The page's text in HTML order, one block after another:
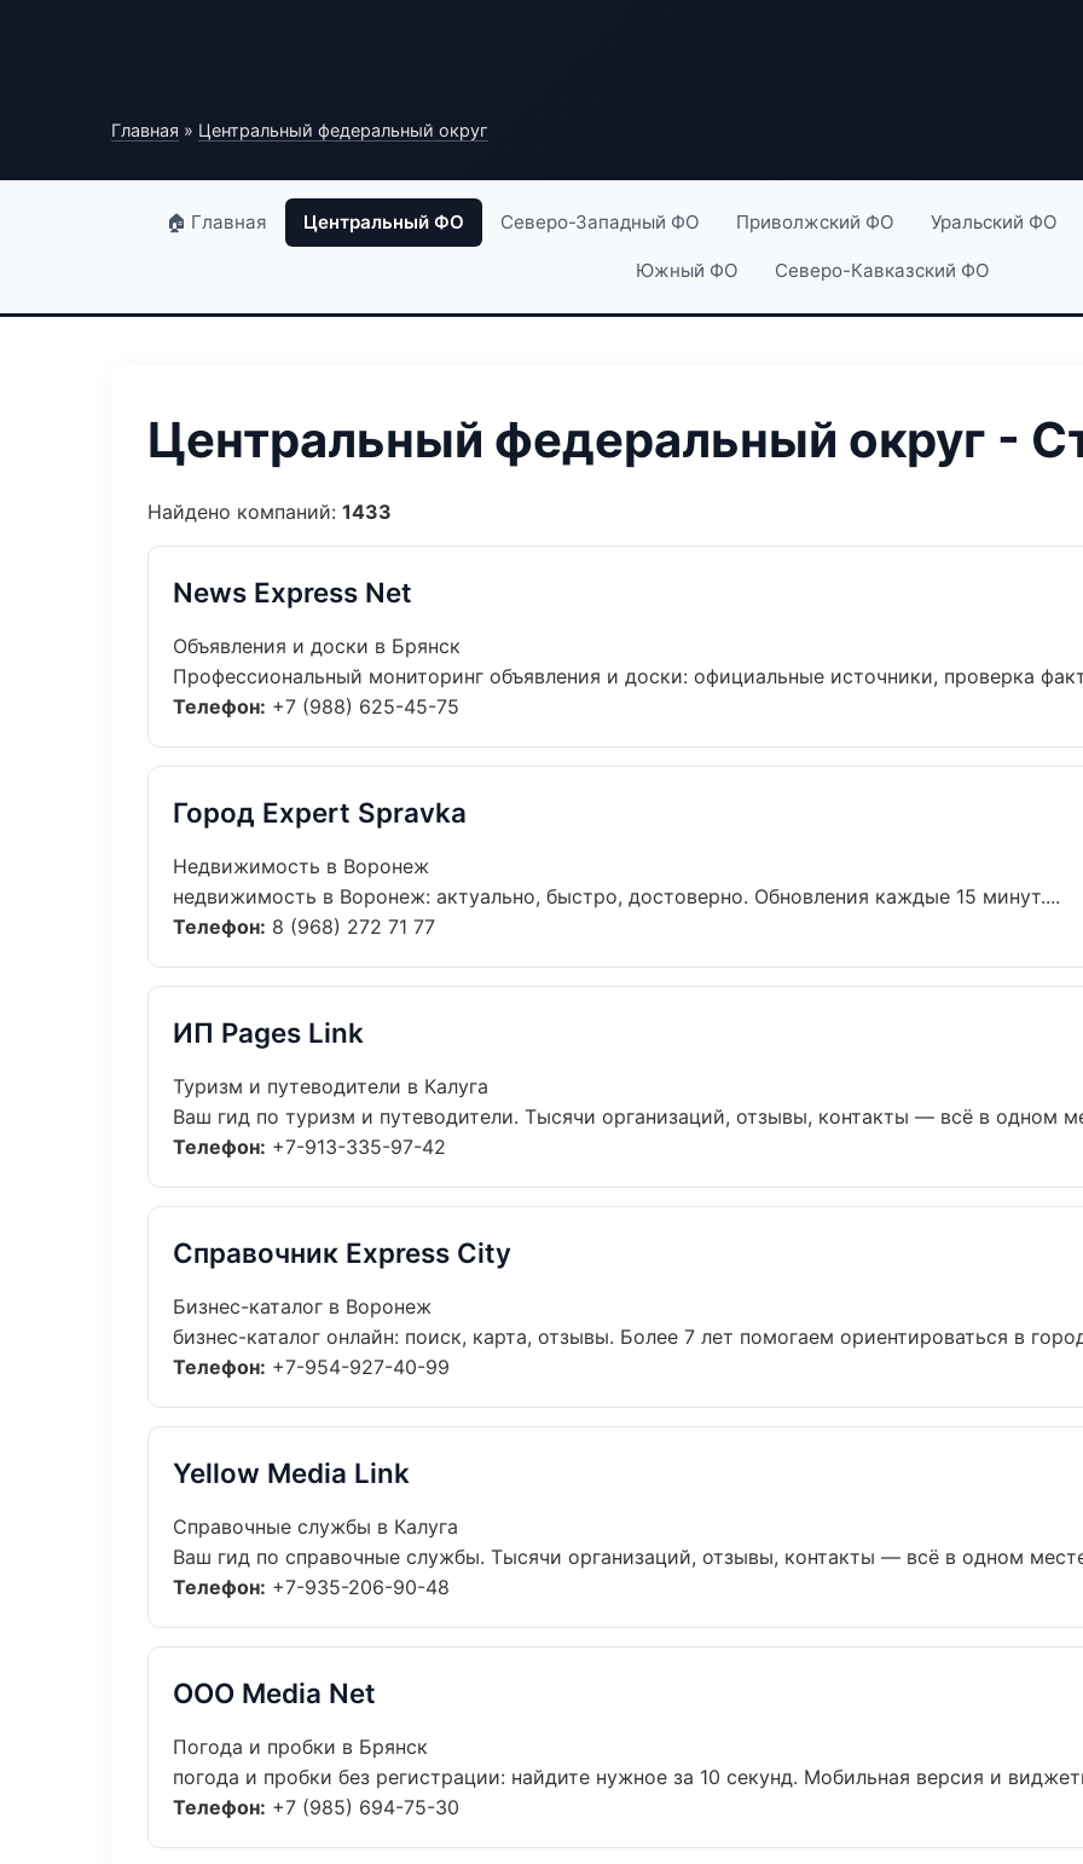
Главная » Центральный федеральный округ
🏠 Главная Центральный ФО Северо-Западный ФО Приволжский ФО Уральский ФО
Южный ФО Северо-Кавказский ФО
Центральный федеральный округ -
Найдено компаний: 1433
News Express Net
Объявления и доски в Брянск
Профессиональный мониторинг объявления и доски: официальные источники, проверка
Телефон: +7 (988) 625-45-75
Город Expert Spravka
Недвижимость в Воронеж
недвижимость в Воронеж: актуально, быстро, достоверно. Обновления каждые 15 минут....
Телефон: 8 (968) 272 71 77
ИП Pages Link
Туризм и путеводители в Калуга
Ваш гид по туризм и путеводители. Тысячи организаций, отзывы, контакты — всё в одном
Телефон: +7-913-335-97-42
Справочник Express City
Бизнес-каталог в Воронеж
бизнес-каталог онлайн: поиск, карта, отзывы. Более 7 лет помогаем ориентироваться в
Телефон: +7-954-927-40-99
Yellow Media Link
Справочные службы в Калуга
Ваш гид по справочные службы. Тысячи организаций, отзывы, контакты — всё в одном
Телефон: +7-935-206-90-48
ООО Media Net
Погода и пробки в Брянск
погода и пробки без регистрации: найдите нужное за 10 секунд. Мобильная версия и
Телефон: +7 (985) 694-75-30